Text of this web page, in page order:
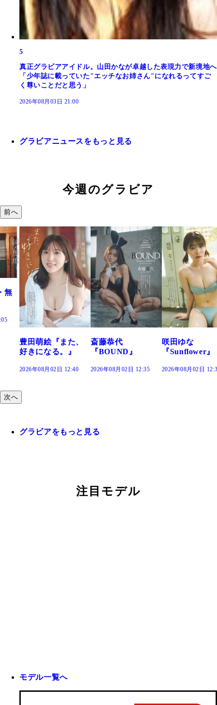
5
真正グラビアアイドル。山田かなが卓越した表現力で新境地へ
「少年誌に載っていた"エッチなお姉さん"になれるってすご
く尊いことだと思う」
2026年08月03日 21:00
グラビアニュースをもっと見る
今週のグラビア
前へ
斎藤恭代
『BOUND』
2026年08月02日 12:35
咲田ゆな
『Sunflower』
2026年08月02日 12:30
藤水咲桜『
だまり』
2026年08月02日
次へ
グラビアをもっと見る
注目モデル
モデル一覧へ